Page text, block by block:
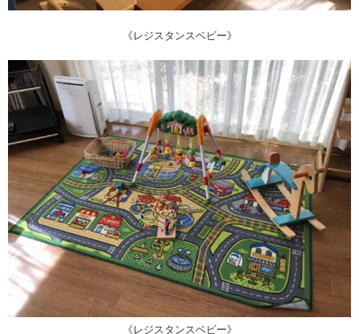
《レジスタンスベビー》
《レジスタンスベビー》